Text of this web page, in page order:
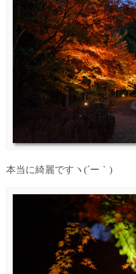
本当に綺麗ですヽ(´ー｀)